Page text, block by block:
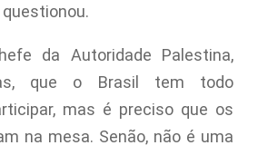
questionou.
da Autoridade Palestina,
que o Brasil tem todo
mas é preciso que os
na mesa. Senão, não é uma